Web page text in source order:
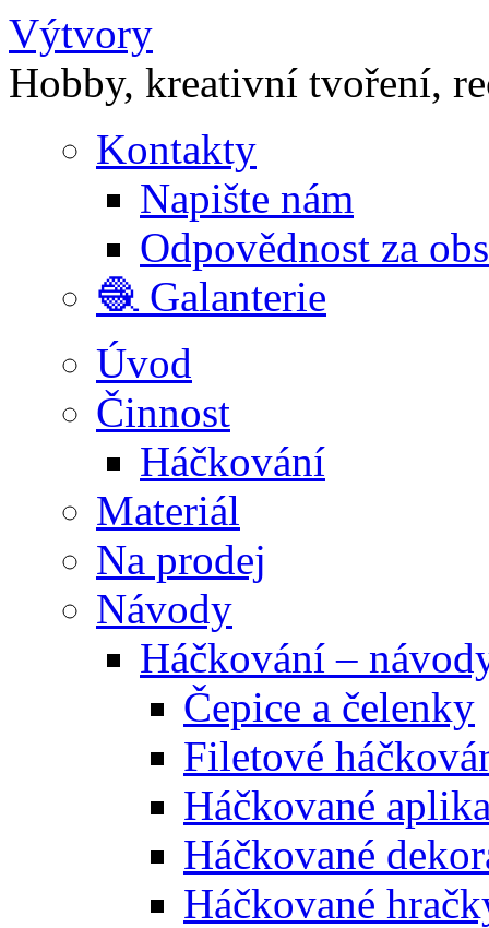
Výtvory
Hobby, kreativní tvoření,
Kontakty
Napište nám
Odpovědnost za
🧶 Galanterie
Úvod
Činnost
Háčkování
Materiál
Na prodej
Návody
Háčkování –
Čepice a čelenky
Filetové
Háčkované
Háčkované
Háčkované